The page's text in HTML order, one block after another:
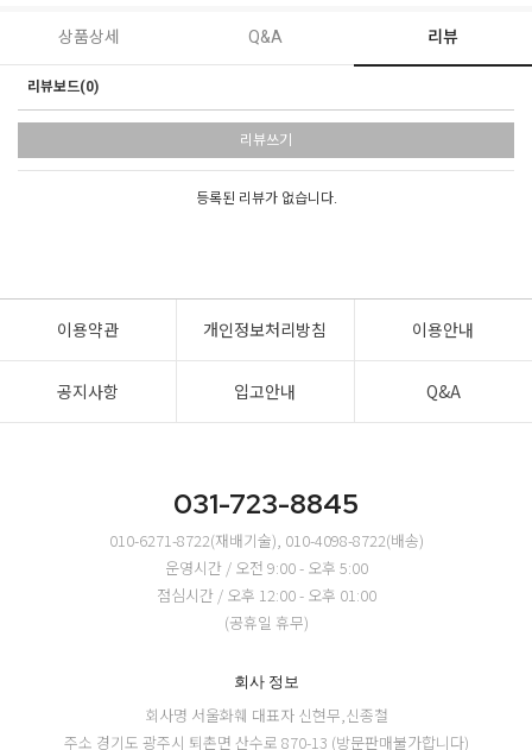
상품상세 Q&A 리뷰
리뷰보드(0)
리뷰쓰기
등록된 리뷰가 없습니다.
이용약관 개인정보처리방침 이용안내
공지사항 입고안내 Q&A
031-723-8845
010-6271-8722(재배기술), 010-4098-8722(배송)
운영시간 / 오전 9:00 - 오후 5:00
점심시간 / 오후 12:00 - 오후 01:00
(공휴일 휴무)
회사 정보
회사명 서울화훼 대표자 신현무,신종철
주소 경기도 광주시 퇴촌면 산수로 870-13 (방문판매불가합니다)